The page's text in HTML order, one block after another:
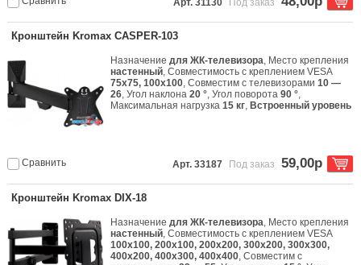
Арт. 31130 Под заказ
Кронштейн Kromax CASPER-103
Назначениедля ЖК-телевизора, Место крепления
настенный, Совместимость с креплением VESA
75x75, 100x100, Совместим с телевизорами10 —
26, Угол наклона20 °, Угол поворота90 °,
Максимальная нагрузка15 кг, Встроенный уровень
Сравнить Арт. 33187 Под заказ 59,00р
Кронштейн Kromax DIX-18
Назначениедля ЖК-телевизора, Место крепления
настенный, Совместимость с креплением VESA
100x100, 200x100, 200x200, 300x200, 300x300,
400x200, 400x300, 400x400, Совместим с